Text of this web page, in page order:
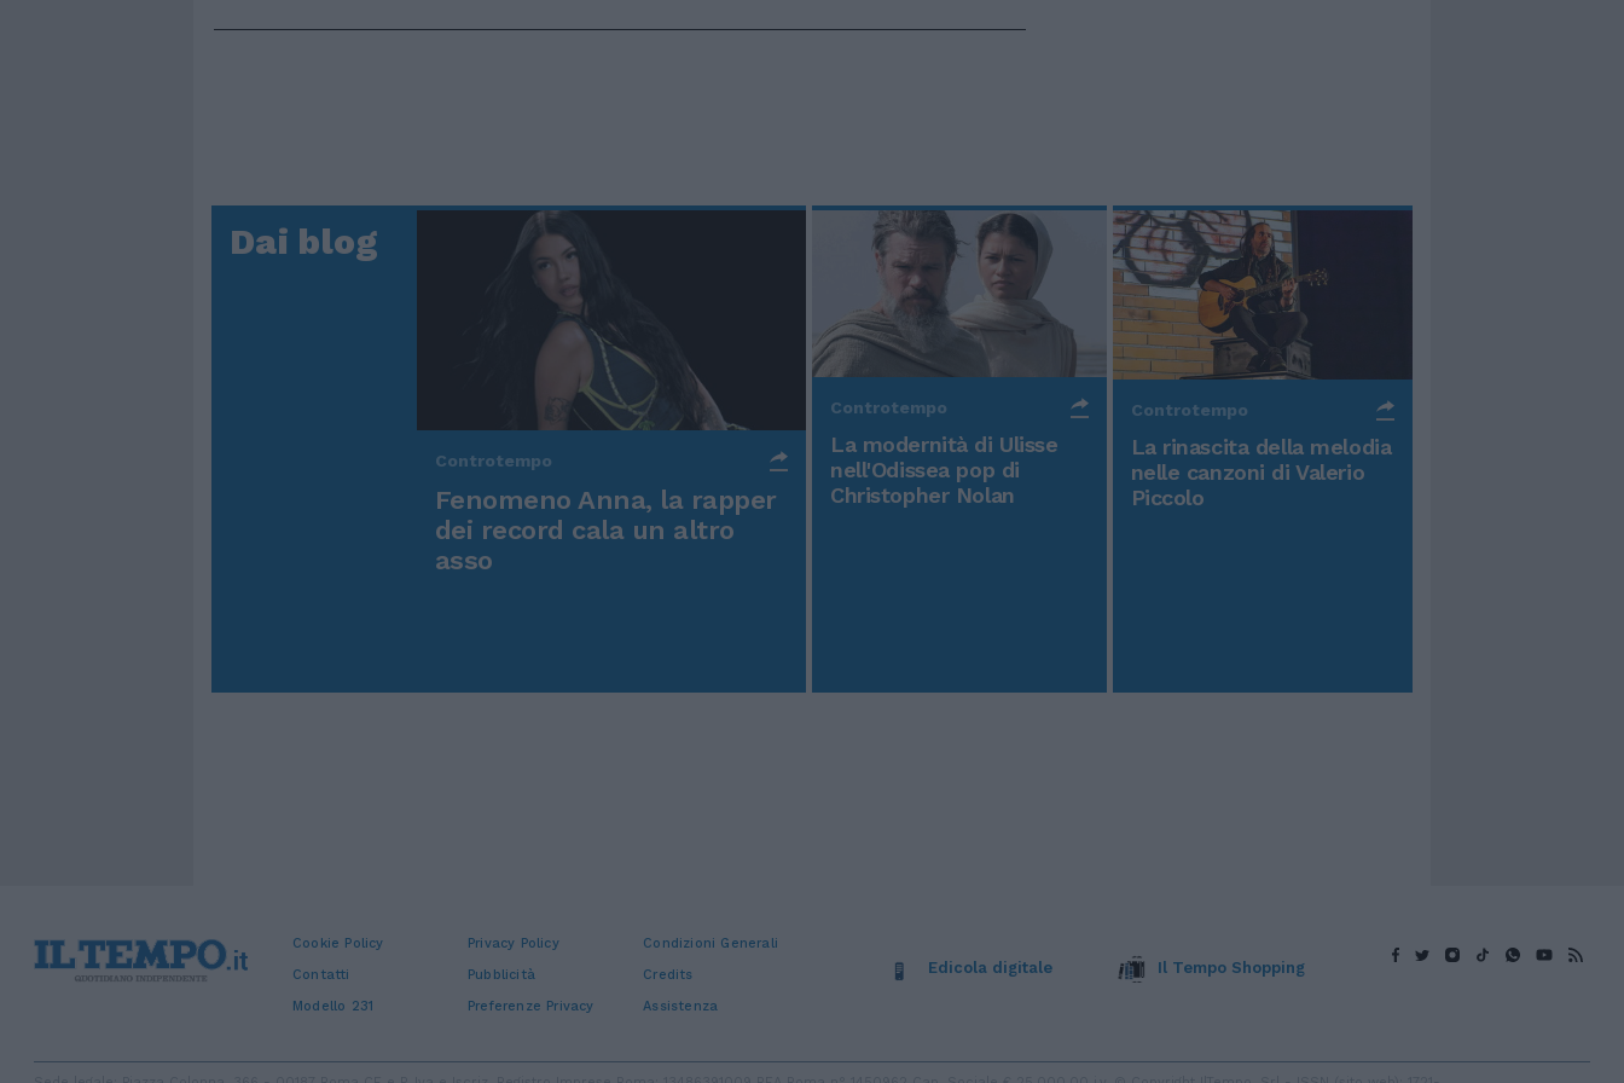
Dai blog
Controtempo
Fenomeno Anna, la rapper
dei record cala un altro
asso
Controtempo
La modernità di Ulisse
nell'Odissea pop di
Christopher Nolan
Controtempo
La rinascita della melodia
nelle canzoni di Valerio
Piccolo
Cookie Policy Privacy Policy
Condizioni Generali
Contatti
Pubblicità
Credits
Modello 231
Preferenze Privacy Assistenza
Edicola digitale Il Tempo Shopping